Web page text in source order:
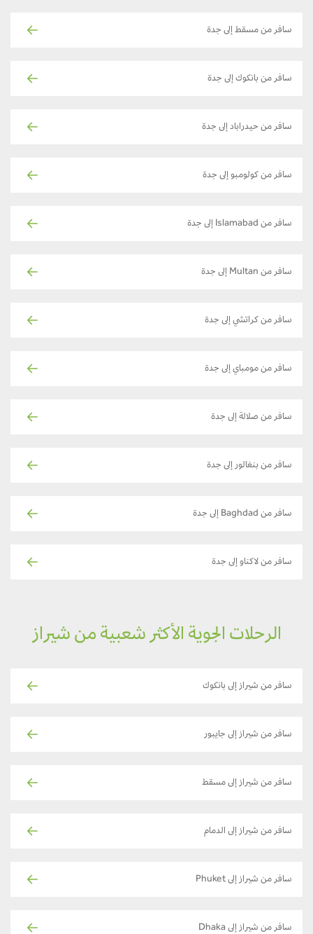
سافر من مسقط إلى جدة
سافر من بانكوك إلى جدة
سافر من حيدراباد إلى جدة
سافر من كولومبو إلى جدة
سافر من Islamabad إلى جدة
سافر من Multan إلى جدة
سافر من كراتشي إلى جدة
سافر من مومباي إلى جدة
سافر من صلالة إلى جدة
سافر من بنغالور إلى جدة
سافر من Baghdad إلى جدة
سافر من لاكناو إلى جدة
الرحلات الجوية الأكثر شعبية من شيراز
سافر من شيراز إلى بانكوك
سافر من شيراز إلى جايبور
سافر من شيراز إلى مسقط
سافر من شيراز إلى الدمام
سافر من شيراز إلى Phuket
سافر من شيراز إلى Dhaka